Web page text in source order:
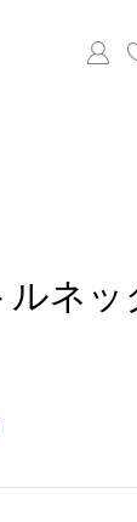
ネ